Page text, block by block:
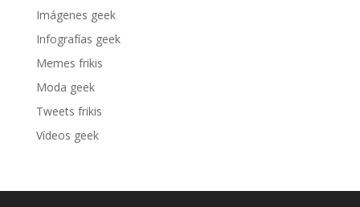
Imágenes geek
Infografías geek
Memes frikis
Moda geek
Tweets frikis
Vídeos geek